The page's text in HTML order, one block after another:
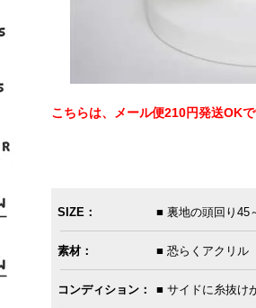
こちらは、メール便210円発送OK
SIZE： ■ 裏地の頭回り45
素材： ■ 恐らくアクリル
コンディション： ■ サイドに糸抜け